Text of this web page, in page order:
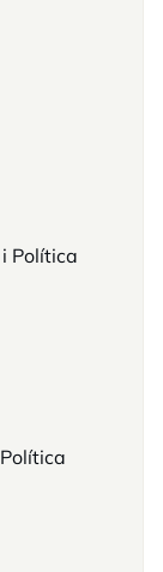
Política